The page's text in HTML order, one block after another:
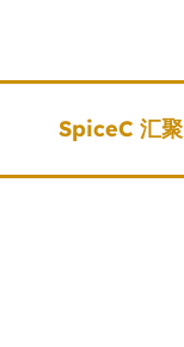
SpiceC 汇聚